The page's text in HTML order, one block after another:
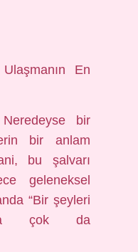
En
bir
bir anlam
bu şalvarı
geleneksel
“Bir şeyleri
çok da